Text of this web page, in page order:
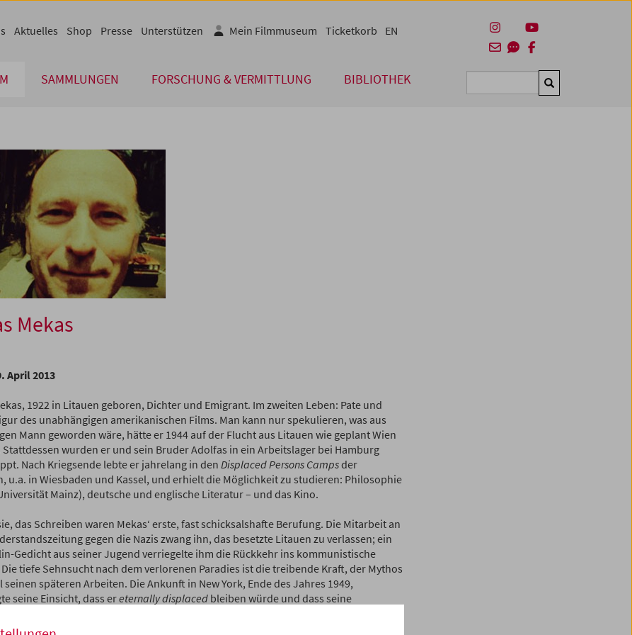
SAMMLUNGEN FORSCHUNG & VERMITTLUNG BIBLIOTHEK Suchen
Aktuelles Shop Presse Unterstützen Mein Filmmuseum Ticketkorb EN
Mekas
April 2013
1922 in Litauen geboren, Dichter und Emigrant. Im zweiten Leben: Pate und
des unabhängigen amerikanischen Films. Man kann nur spekulieren, was aus
Mann geworden wäre, hätte er 1944 auf der Flucht aus Litauen wie geplant Wien
wurden er und sein Bruder Adolfas in ein Arbeitslager bei Hamburg
Nach Kriegsende lebte er jahrelang in den Displaced Persons Campsder
u.a. in Wiesbaden und Kassel, und erhielt die Möglichkeit zu studieren: Philosophie
Mainz), deutsche und englische Literatur – und das Kino.
das Schreiben waren Mekas‘ erste, fast schicksalshafte Berufung. Die Mitarbeit an
gegen die Nazis zwang ihn, das besetzte Litauen zu verlassen; ein
Gedicht aus seiner Jugend verriegelte ihm die Rückkehr ins kommunistische
tiefe Sehnsucht nach dem verlorenen Paradies ist die treibende Kraft, der Mythos
seinen späteren Arbeiten. Die Ankunft in New York, Ende des Jahres 1949,
seine Einsicht, dass ereternally ­dis­placedbleiben würde und dass seine
boten ihm eine neue Heimat – und die Chance, auf ­andere Weise Poet zu sein.